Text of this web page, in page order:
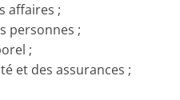
affaires ;
personnes ;
;
et des assurances ;